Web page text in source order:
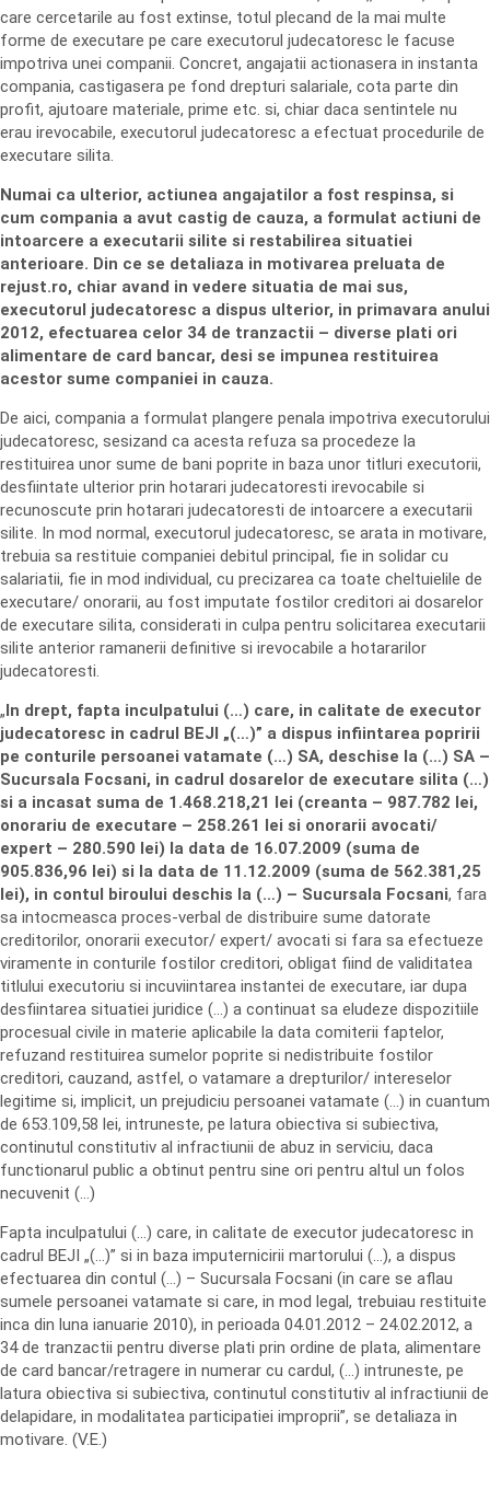
care cercetarile au fost extinse, totul plecand de la mai multe
forme de executare pe care executorul judecatoresc le facuse
impotriva unei companii. Concret, angajatii actionasera in instanta
compania, castigasera pe fond drepturi salariale, cota parte din
profit, ajutoare materiale, prime etc. si, chiar daca sentintele nu
erau irevocabile, executorul judecatoresc a efectuat procedurile de
executare silita.
Numai ca ulterior, actiunea angajatilor a fost respinsa, si
cum compania a avut castig de cauza, a formulat actiuni de
intoarcere a executarii silite si restabilirea situatiei
anterioare. Din ce se detaliaza in motivarea preluata de
rejust.ro, chiar avand in vedere situatia de mai sus,
executorul judecatoresc a dispus ulterior, in primavara anului
2012, efectuarea celor 34 de tranzactii – diverse plati ori
alimentare de card bancar, desi se impunea restituirea
acestor sume companiei in cauza.
De aici, compania a formulat plangere penala impotriva executorului
judecatoresc, sesizand ca acesta refuza sa procedeze la
restituirea unor sume de bani poprite in baza unor titluri executorii,
desfiintate ulterior prin hotarari judecatoresti irevocabile si
recunoscute prin hotarari judecatoresti de intoarcere a executarii
silite. In mod normal, executorul judecatoresc, se arata in motivare,
trebuia sa restituie companiei debitul principal, fie in solidar cu
salariatii, fie in mod individual, cu precizarea ca toate cheltuielile de
executare/ onorarii, au fost imputate fostilor creditori ai dosarelor
de executare silita, considerati in culpa pentru solicitarea executarii
silite anterior ramanerii definitive si irevocabile a hotararilor
judecatoresti.
„In drept, fapta inculpatului (…) care, in calitate de executor
judecatoresc in cadrul BEJI „(…)” a dispus infiintarea popririi
pe conturile persoanei vatamate (…) SA, deschise la (…) SA –
Sucursala Focsani, in cadrul dosarelor de executare silita (…)
si a incasat suma de 1.468.218,21 lei (creanta – 987.782 lei,
onorariu de executare – 258.261 lei si onorarii avocati/
expert – 280.590 lei) la data de 16.07.2009 (suma de
905.836,96 lei) si la data de 11.12.2009 (suma de 562.381,25
lei), in contul biroului deschis la (…) – Sucursala Focsani, fara
sa intocmeasca proces-verbal de distribuire sume datorate
creditorilor, onorarii executor/ expert/ avocati si fara sa efectueze
viramente in conturile fostilor creditori, obligat fiind de validitatea
titlului executoriu si incuviintarea instantei de executare, iar dupa
desfiintarea situatiei juridice (…) a continuat sa eludeze dispozitiile
procesual civile in materie aplicabile la data comiterii faptelor,
refuzand restituirea sumelor poprite si nedistribuite fostilor
creditori, cauzand, astfel, o vatamare a drepturilor/ intereselor
legitime si, implicit, un prejudiciu persoanei vatamate (…) in cuantum
de 653.109,58 lei, intruneste, pe latura obiectiva si subiectiva,
continutul constitutiv al infractiunii de abuz in serviciu, daca
functionarul public a obtinut pentru sine ori pentru altul un folos
necuvenit (…)
Fapta inculpatului (…) care, in calitate de executor judecatoresc in
cadrul BEJI „(…)” si in baza imputernicirii martorului (…), a dispus
efectuarea din contul (…) – Sucursala Focsani (in care se aflau
sumele persoanei vatamate si care, in mod legal, trebuiau restituite
inca din luna ianuarie 2010), in perioada 04.01.2012 – 24.02.2012, a
34 de tranzactii pentru diverse plati prin ordine de plata, alimentare
de card bancar/retragere in numerar cu cardul, (…) intruneste, pe
latura obiectiva si subiectiva, continutul constitutiv al infractiunii de
delapidare, in modalitatea participatiei improprii”, se detaliaza in
motivare. (V.E.)